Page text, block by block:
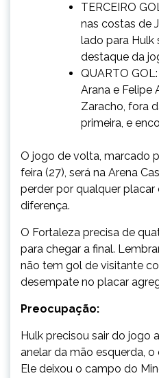
TERCEIRO
nas costas de
lado para Hulk
destaque da
QUARTO
Arana e Felipe
Zaracho, fora
primeira, e
O jogo de volta, marcado
feira (27), será na Arena
perder por qualquer
diferença.
O Fortaleza precisa de
para chegar a final.
não tem gol de visitante
desempate no placar
Preocupação:
Hulk precisou sair do jogo
anelar da mão esquerda,
Ele deixou o campo do